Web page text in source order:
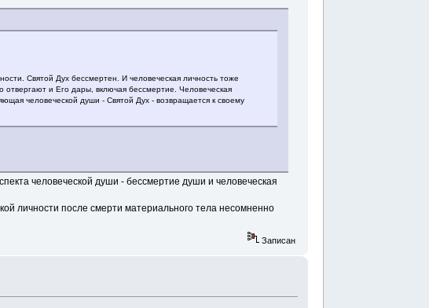
Святой Дух бессмертен. И человеческая личность тоже
отвергают и Его дары, включая бессмертие. Человеческая
человеческой души - Святой Дух - возвращается к своему
человеческой души - бессмертие души и человеческая
личности после смерти материального тела несомненно
Записан